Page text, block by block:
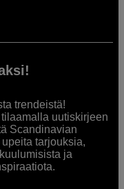
trendeistä!
uutiskirjeen
Scandinavian
tarjouksia,
ja